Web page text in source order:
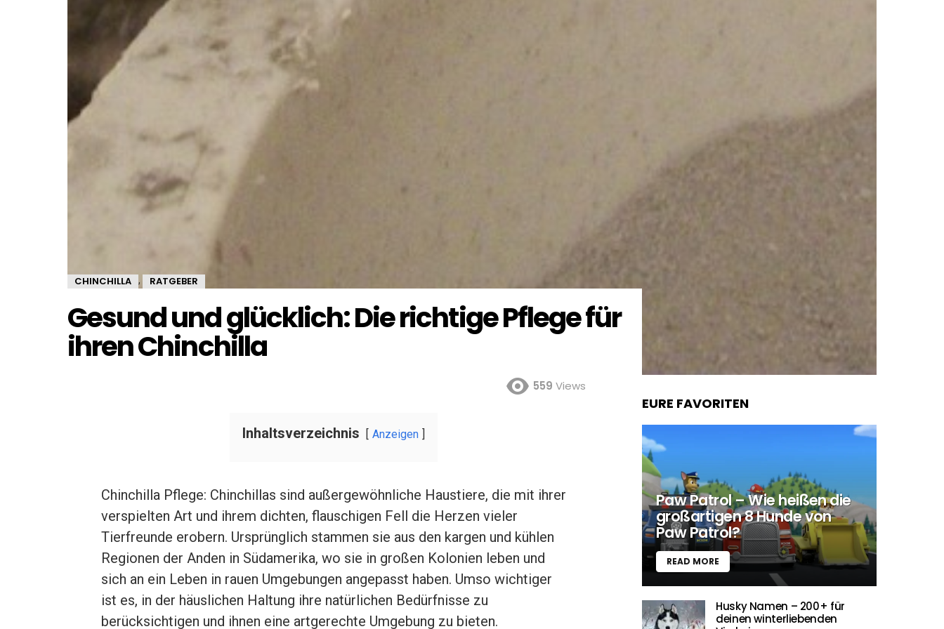
CHINCHILLA , RATGEBER
Gesund und glücklich: Die richtige Pflege für
ihren Chinchilla
559 Views
Inhaltsverzeichnis Anzeigen
Chinchilla Pflege: Chinchillas sind außergewöhnliche Haustiere, die mit ihrer
verspielten Art und ihrem dichten, flauschigen Fell die Herzen vieler
Tierfreunde erobern. Ursprünglich stammen sie aus den kargen und kühlen
Regionen der Anden in Südamerika, wo sie in großen Kolonien leben und
sich an ein Leben in rauen Umgebungen angepasst haben. Umso wichtiger
ist es, in der häuslichen Haltung ihre natürlichen Bedürfnisse zu
berücksichtigen und ihnen eine artgerechte Umgebung zu bieten.
EURE FAVORITEN
Paw Patrol – Wie heißen die
großartigen 8 Hunde von
Paw Patrol?
READ MORE
Husky Namen – 200+ für
deinen winterliebenden